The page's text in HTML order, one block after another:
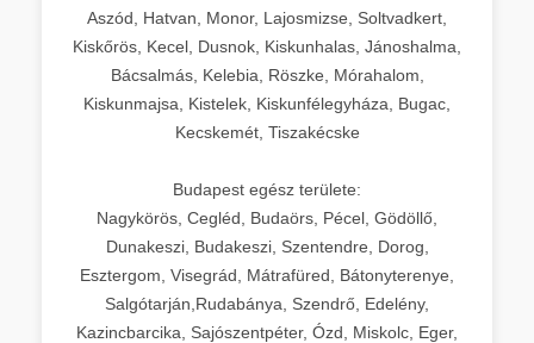
Aszód, Hatvan, Monor, Lajosmizse, Soltvadkert,
Kiskőrös, Kecel, Dusnok, Kiskunhalas, Jánoshalma,
Bácsalmás, Kelebia, Röszke, Mórahalom,
Kiskunmajsa, Kistelek, Kiskunfélegyháza, Bugac,
Kecskemét, Tiszakécske
Budapest egész területe:
Nagykörös, Cegléd, Budaörs, Pécel, Gödöllő,
Dunakeszi, Budakeszi, Szentendre, Dorog,
Esztergom, Visegrád, Mátrafüred, Bátonyterenye,
Salgótarján,Rudabánya, Szendrő, Edelény,
Kazincbarcika, Sajószentpéter, Ózd, Miskolc, Eger,